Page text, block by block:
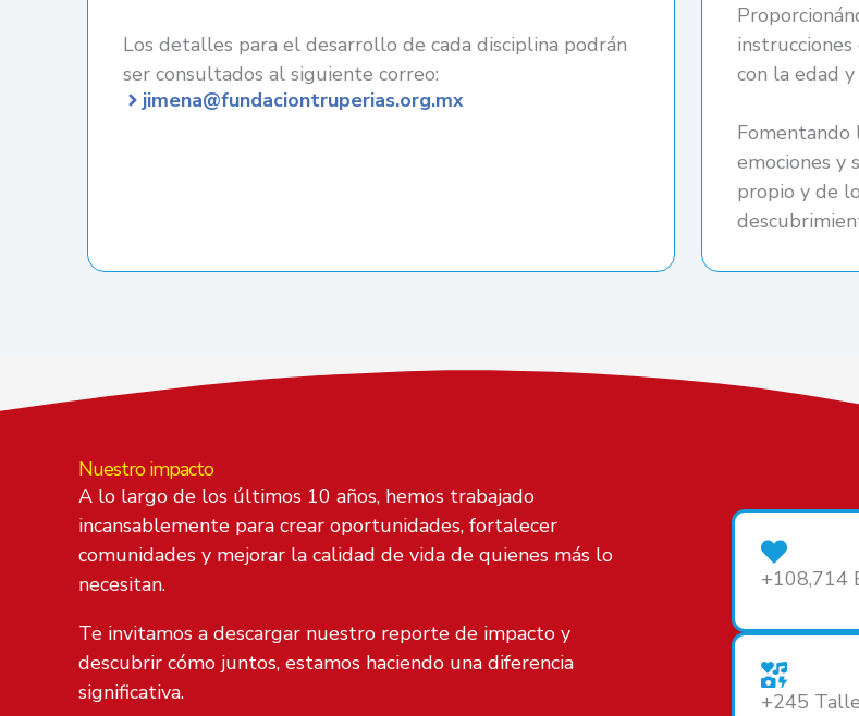
Los detalles para el desarrollo de cada disciplina podrán
ser consultados al siguiente correo:
jimena@fundaciontruperias.org.mx
con la edad
Fomentando
emociones y
propio y de
Nuestro impacto
A lo largo de los últimos 10 años, hemos trabajado
incansablemente para crear oportunidades, fortalecer
comunidades y mejorar la calidad de vida de quienes más lo
necesitan.
Te invitamos a descargar nuestro reporte de impacto y
descubrir cómo juntos, estamos haciendo una diferencia
significativa.
+108,714
+245